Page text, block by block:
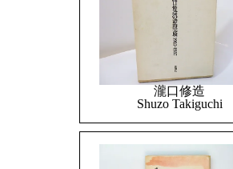
瀧口修造
Shuzo Takiguchi